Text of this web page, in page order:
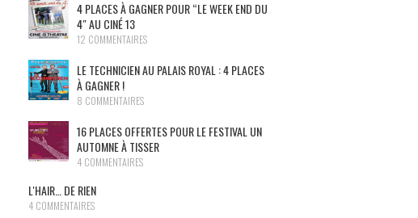
4 PLACES À GAGNER POUR “LE WEEK END DU
4″ AU CINÉ 13
12 COMMENTAIRES
LE TECHNICIEN AU PALAIS ROYAL : 4 PLACES
À GAGNER !
8 COMMENTAIRES
16 PLACES OFFERTES POUR LE FESTIVAL UN
AUTOMNE À TISSER
4 COMMENTAIRES
L'HAIR… DE RIEN
4 COMMENTAIRES